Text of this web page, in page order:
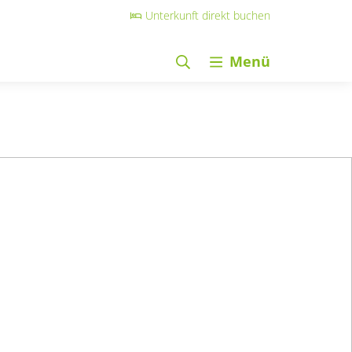
Unterkunft direkt buchen
Menü